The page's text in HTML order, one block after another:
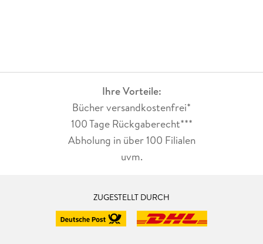
Ihre Vorteile:
Bücher versandkostenfrei*
100 Tage Rückgaberecht***
Abholung in über 100 Filialen
uvm.
ZUGESTELLT DURCH